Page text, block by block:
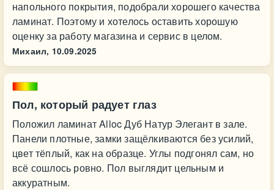
напольного покрытия, подобрали хорошего качества
ламинат. Поэтому и хотелось оставить хорошую
оценку за работу магазина и сервис в целом.
Михаил, 10.09.2025
Пол, который радует глаз
Положил ламинат Alloc Дуб Натур Элегант в зале.
Панели плотные, замки защёлкиваются без усилий,
цвет тёплый, как на образце. Углы подгонял сам, но
всё сошлось ровно. Пол выглядит цельным и
аккуратным.